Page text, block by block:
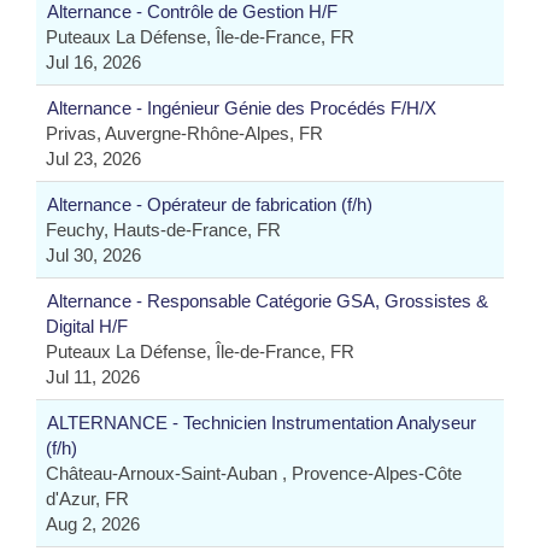
Alternance - Contrôle de Gestion H/F
Puteaux La Défense, Île-de-France, FR
Jul 16, 2026
Alternance - Ingénieur Génie des Procédés F/H/X
Privas, Auvergne-Rhône-Alpes, FR
Jul 23, 2026
Alternance - Opérateur de fabrication (f/h)
Feuchy, Hauts-de-France, FR
Jul 30, 2026
Alternance - Responsable Catégorie GSA, Grossistes &
Digital H/F
Puteaux La Défense, Île-de-France, FR
Jul 11, 2026
ALTERNANCE - Technicien Instrumentation Analyseur
(f/h)
Château-Arnoux-Saint-Auban , Provence-Alpes-Côte
d'Azur, FR
Aug 2, 2026